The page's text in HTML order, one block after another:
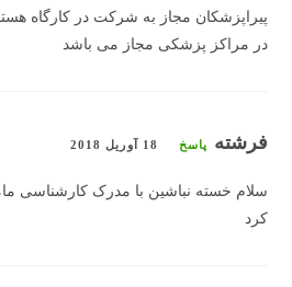
پیراپزشکان مجاز به شرکت در کارگاه
در مراکز پزشکی مجاز می باشد
فرشته پاسخ 18 آوریل 2018
سلام خسته نباشین با مدرک کارشناسی
کرد